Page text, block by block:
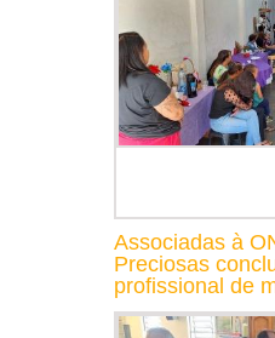
Associadas à
Preciosas
profissional de